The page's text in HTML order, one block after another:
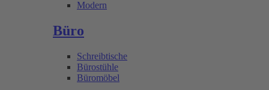
Modern
Büro
Schreibtische
Bürostühle
Büromöbel